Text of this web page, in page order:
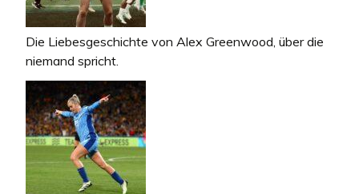
Die Liebesgeschichte von Alex Greenwood, über die
niemand spricht.